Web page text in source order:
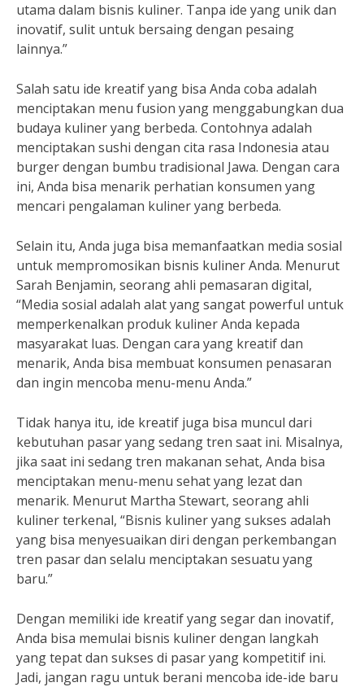
utama dalam bisnis kuliner. Tanpa ide yang unik dan
inovatif, sulit untuk bersaing dengan pesaing
lainnya.”
Salah satu ide kreatif yang bisa Anda coba adalah
menciptakan menu fusion yang menggabungkan dua
budaya kuliner yang berbeda. Contohnya adalah
menciptakan sushi dengan cita rasa Indonesia atau
burger dengan bumbu tradisional Jawa. Dengan cara
ini, Anda bisa menarik perhatian konsumen yang
mencari pengalaman kuliner yang berbeda.
Selain itu, Anda juga bisa memanfaatkan media sosial
untuk mempromosikan bisnis kuliner Anda. Menurut
Sarah Benjamin, seorang ahli pemasaran digital,
“Media sosial adalah alat yang sangat powerful untuk
memperkenalkan produk kuliner Anda kepada
masyarakat luas. Dengan cara yang kreatif dan
menarik, Anda bisa membuat konsumen penasaran
dan ingin mencoba menu-menu Anda.”
Tidak hanya itu, ide kreatif juga bisa muncul dari
kebutuhan pasar yang sedang tren saat ini. Misalnya,
jika saat ini sedang tren makanan sehat, Anda bisa
menciptakan menu-menu sehat yang lezat dan
menarik. Menurut Martha Stewart, seorang ahli
kuliner terkenal, “Bisnis kuliner yang sukses adalah
yang bisa menyesuaikan diri dengan perkembangan
tren pasar dan selalu menciptakan sesuatu yang
baru.”
Dengan memiliki ide kreatif yang segar dan inovatif,
Anda bisa memulai bisnis kuliner dengan langkah
yang tepat dan sukses di pasar yang kompetitif ini.
Jadi, jangan ragu untuk berani mencoba ide-ide baru